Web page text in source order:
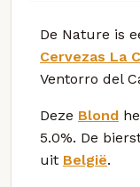
De Nature is
Cervezas La
Ventorro del
Deze Blond
5.0%. De
uit België.